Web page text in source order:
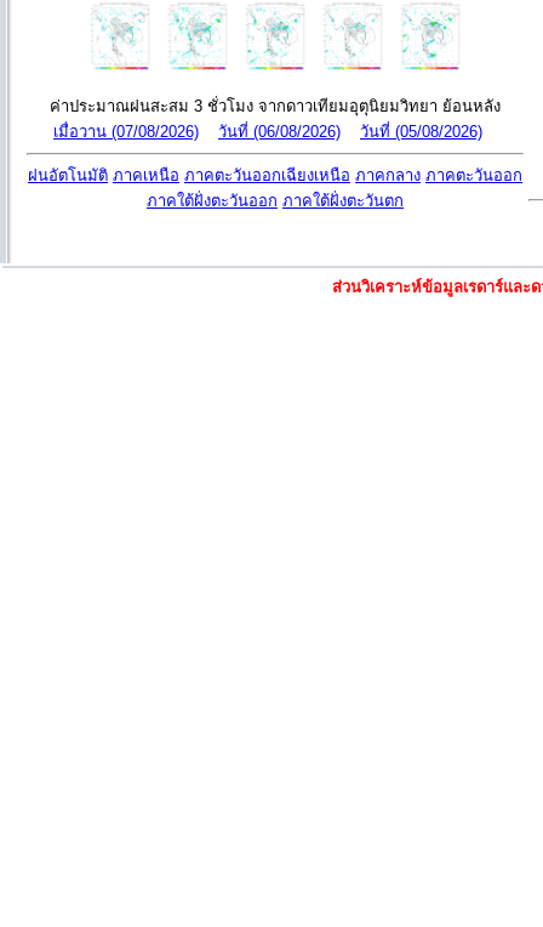
ค่าประมาณฝนสะสม 3 ชั่วโมง จากดาวเทียมอุตุนิยมวิทยา ย้อนหลัง
เมื่อวาน (07/08/2026)
วันที่ (06/08/2026) วันที่ (05/08/2026)
ฝนอัตโนมัติ ภาคเหนือ ภาคตะวันออกเฉียงเหนือ ภาคกลาง ภาคตะวันออก
ภาคใต้ฝั่งตะวันออก ภาคใต้ฝั่งตะวันตก
ส่วนวิเคราะห์ข้อมูลเรดาร์แล